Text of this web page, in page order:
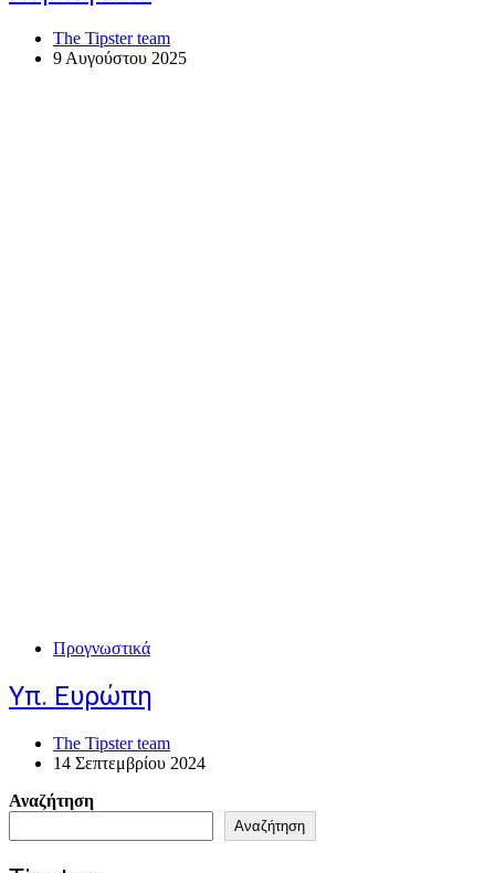
The Tipster team
9 Αυγούστου 2025
Προγνωστικά
Υπ. Ευρώπη
The Tipster team
14 Σεπτεμβρίου 2024
Αναζήτηση
Αναζήτηση